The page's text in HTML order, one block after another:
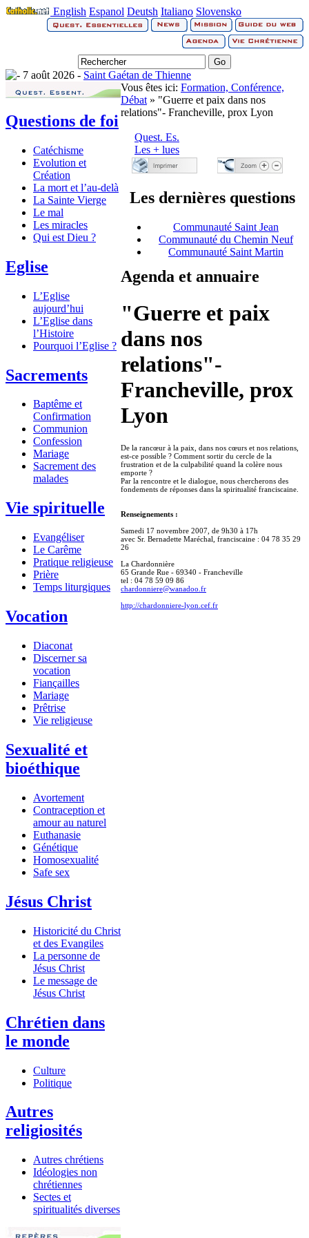
English Espanol Deutsh Italiano Slovensko
7 août 2026 - Saint Gaétan de Thienne
Questions de foi
Catéchisme
Evolution et
Création
La mort et l’au-delà
La Sainte Vierge
Le mal
Les miracles
Qui est Dieu ?
Eglise
L’Eglise
aujourd’hui
L’Eglise dans
l’Histoire
Pourquoi l’Eglise ?
Sacrements
Baptême et
Confirmation
Communion
Confession
Mariage
Sacrement des
malades
Vie spirituelle
Evangéliser
Le Carême
Pratique religieuse
Prière
Temps liturgiques
Vocation
Diaconat
Discerner sa
vocation
Fiançailles
Mariage
Prêtrise
Vie religieuse
Sexualité et
bioéthique
Avortement
Contraception et
amour au naturel
Euthanasie
Génétique
Homosexualité
Safe sex
Jésus Christ
Historicité du Christ
et des Evangiles
La personne de
Jésus Christ
Le message de
Jésus Christ
Chrétien dans
le monde
Culture
Politique
Autres
religiosités
Autres chrétiens
Idéologies non
chrétiennes
Sectes et
spiritualités diverses
Vous êtes ici: Formation, Conférence,
Débat » "Guerre et paix dans nos
relations"- Francheville, prox Lyon
Quest. Es.
Les + lues
Les dernières questions
Communauté Saint Jean
Communauté du Chemin Neuf
Communauté Saint Martin
Agenda et annuaire
"Guerre et paix
dans nos
relations"-
Francheville, prox
Lyon
De la rancœur à la paix, dans nos cœurs et nos relations,
est-ce possible ? Comment sortir du cercle de la
frustration et de la culpabilité quand la colère nous
emporte ?
Par la rencontre et le dialogue, nous chercherons des
fondements de réponses dans la spiritualité franciscaine.
Renseignements :
Samedi 17 novembre 2007, de 9h30 à 17h
avec Sr. Bernadette Maréchal, franciscaine : 04 78 35 29
26
La Chardonnière
65 Grande Rue - 69340 - Francheville
tel : 04 78 59 09 86
chardonniere@wanadoo.fr
http://chardonniere-lyon.cef.fr